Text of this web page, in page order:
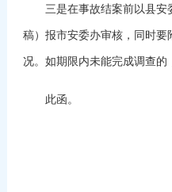
三是在事故结案前以县安
稿）报市安委办审核，同时
况。如期限内未能完成调查的
此函。